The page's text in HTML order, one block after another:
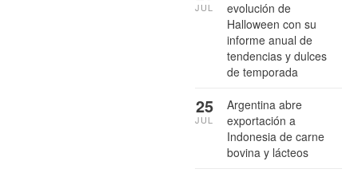
evolución de
Halloween con su
informe anual de
tendencias y dulces
de temporada
JUL
Argentina abre
exportación a
Indonesia de carne
bovina y lácteos
25
JUL